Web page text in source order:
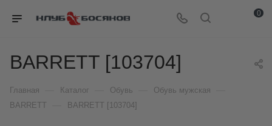
0
BARRETT [103704]
Главная Каталог Обувь Обувь мужская
BARRETT BARRETT [103704]